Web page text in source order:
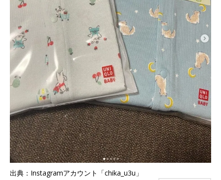
出典：Instagramアカウント「chika_u3u」